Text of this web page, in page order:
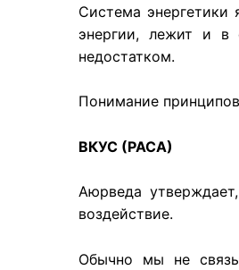
Система энергетики
энергии, лежит и в
недостатком.
Понимание
ВКУС (РАСА)
Аюрведа
воздействие.
Обычно мы не